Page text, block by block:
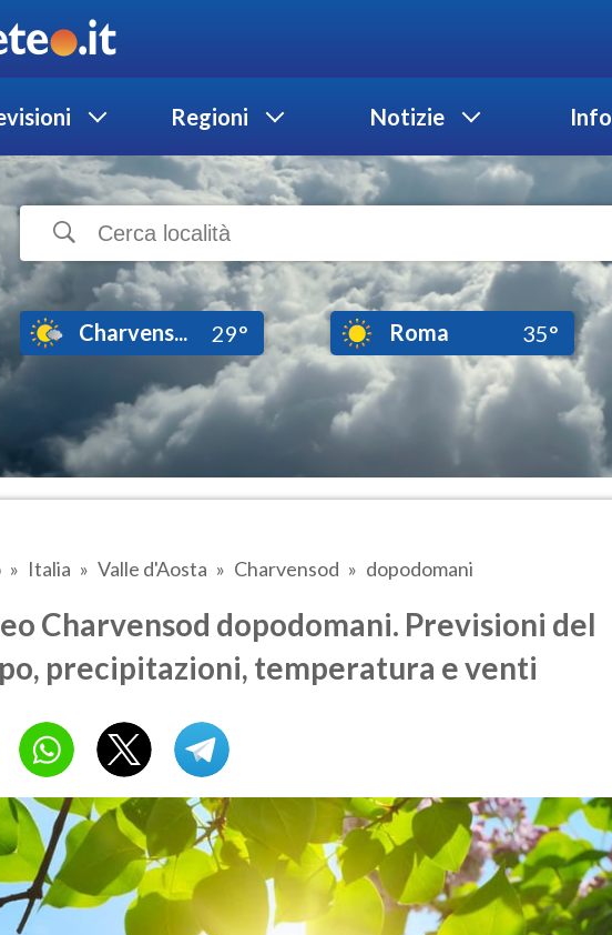
Regioni Notizie Info
Charvens... 29° Roma 35°
Italia Valle d'Aosta Charvensod dopodomani
Charvensod dopodomani. Previsioni del
precipitazioni, temperatura e venti